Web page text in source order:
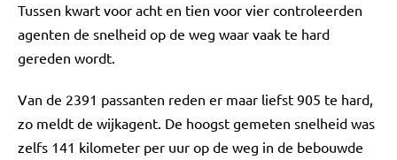
Tussen kwart voor acht en tien voor vier controleerden
agenten de snelheid op de weg waar vaak te hard
gereden wordt.
Van de 2391 passanten reden er maar liefst 905 te hard,
zo meldt de wijkagent. De hoogst gemeten snelheid was
zelfs 141 kilometer per uur op de weg in de bebouwde